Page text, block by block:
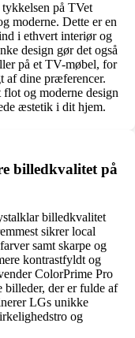
på TVet
moderne. Dette er en
i ethvert interiør og
design gør det også
på et TV-møbel, for
af dine præferencer.
og moderne design
æstetik i dit hjem.
billedkvalitet på
billedkvalitet
sikrer local
samt skarpe og
kontrastfyldt og
ColorPrime Pro
der er fulde af
LGs unikke
og